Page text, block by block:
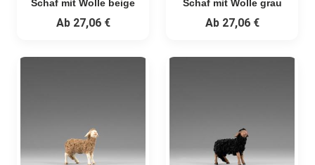
Schaf mit Wolle beige
Ab27,06 €
Schaf mit Wolle grau
Ab27,06 €